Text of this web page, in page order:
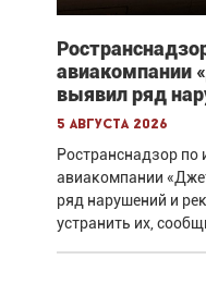
авиакомпании
выявил ряд
5 августа 2026
Ространснадзор по
авиакомпании
ряд нарушений и
устранить их,